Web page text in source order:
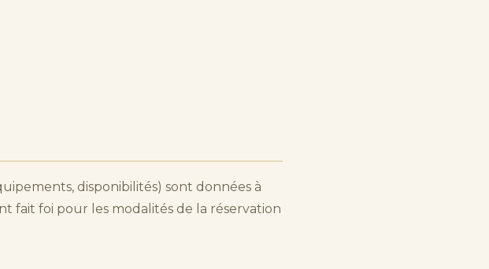
disponibilités) sont données à
fait foi pour les modalités de la réservation